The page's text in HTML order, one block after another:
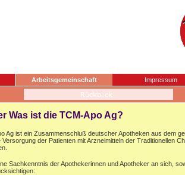
Arbeitsgemeinschaft
Impressum
Was ist die TCM-Apo Ag?
Ag ist ein Zusammenschluß deutscher Apotheken aus dem
Versorgung der Patienten mit Arzneimitteln der Traditionellen
Sachkenntnis der Apothekerinnen und Apotheker an sich,